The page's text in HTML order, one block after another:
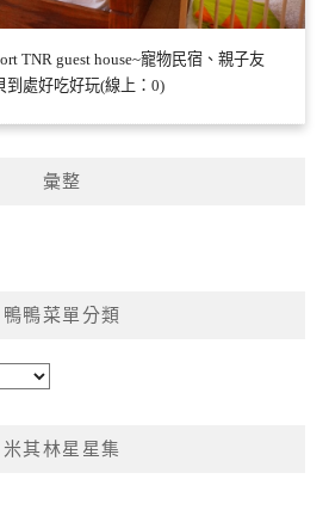
TNR guest house~寵物民宿、親子友
到處好吃好玩(線上：0)
彙整
鴨鴨菜單分類
米其林星星集